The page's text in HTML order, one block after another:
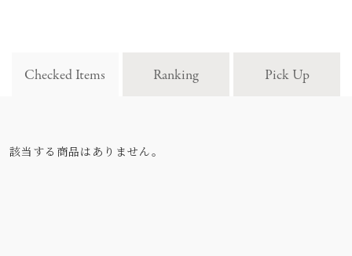
Checked Items Ranking Pick Up
該当する商品はありません。